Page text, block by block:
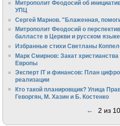
Митрополит Феодосий об
УПЦ
Сергей Марнов. "Блаженная,
Митрополит Феодосий о
балласте в Церкви и русском языке
Избранные стихи Светланы
Марк Смирнов: Закат
Европы
Эксперт IT и финансов: План
реализации
Кто такой планировщик? Улица
Геворгян, М. Хазин и Б. Костенко
← 2 из 10